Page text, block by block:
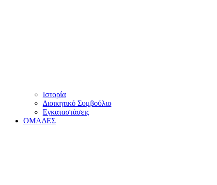
Ιστορία
Διοικητικό Συμβούλιο
Εγκαταστάσεις
ΟΜΑΔΕΣ